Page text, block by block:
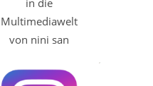
in die
Multimediawelt
von nini san